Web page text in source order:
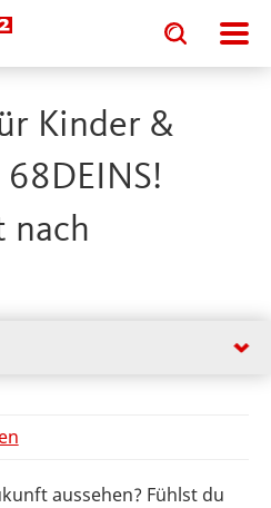
Toggle
search
input
Toggle
search
input
Kinder &
68DEINS!
nach
aussehen? Fühlst du